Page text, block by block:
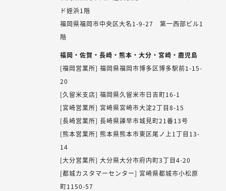
ド姪浜1階
福岡県福岡市中央区大名1-9-27 第一西部ビル1
階
福岡・佐賀・長崎・熊本・大分・宮崎・鹿児島
[福岡営業所] 福岡県福岡市博多区博多駅前1-15-
20
[久留米支店] 福岡県久留米市日吉町16-1
[宮崎営業所] 宮崎県宮崎市大淀2丁目8-15
[長崎営業所] 長崎県諫早市城見町21番13号
[熊本営業所] 熊本県熊本市東区尾ノ上1丁目13-
14
[大分営業所] 大分県大分市府内町3丁目4-20
[都城カスタマーセンター] 宮崎県都城市小松原
町1150-57